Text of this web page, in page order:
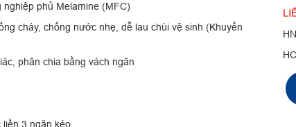
nghiệp phủ Melamine (MFC)
cháy, chống nước nhẹ, dễ lau chùi vệ sinh (Khuyến
phân chia bằng vách ngăn
liền 3 ngăn kéo